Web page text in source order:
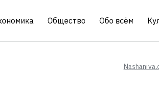
Общество Обо всём